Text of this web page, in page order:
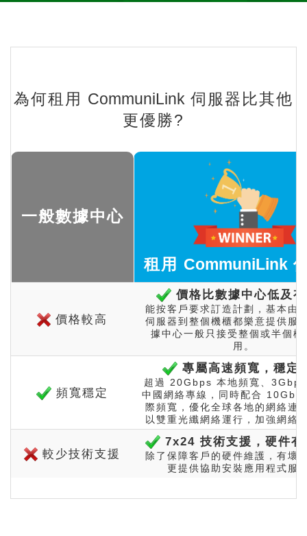
為何租用 CommuniLink 伺服器比其他
更優勝?
一般數據中心
租用 CommuniLink
價格較高
價格比數據中心低及
能按客戶要求訂造計劃，基本由
伺服器到整個機櫃都樂意提供服
據中心一般只接受整個或半個機
用。
頻寬穩定
專屬高速頻寬，穩定
超過 20Gbps 本地頻寬、
中國網絡專線，同時配合
際頻寬，優化全球各地的網絡連
以雙重光纖網絡運行，加強網絡
較少技術支援
7x24 技術支援，硬件有
除了保障客戶的硬件維護，有壞
更提供協助安裝應用程式服